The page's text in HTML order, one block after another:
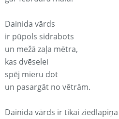
Dainida vārds
ir pūpols sidrabots
un mežā zaļa mētra,
kas dvēselei
spēj mieru dot
un pasargāt no vētrām.
Dainida vārds ir tikai ziedlapiņa